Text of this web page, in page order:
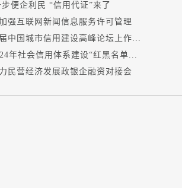
便企利民 “信用代证”来了
强互联网新闻信息服务许可管理
中国城市信用建设高峰论坛上作...
年社会信用体系建设“红黑名单...
民营经济发展政银企融资对接会